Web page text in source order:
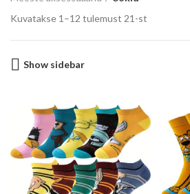
Kuvatakse 1–12 tulemust 21-st
Show sidebar